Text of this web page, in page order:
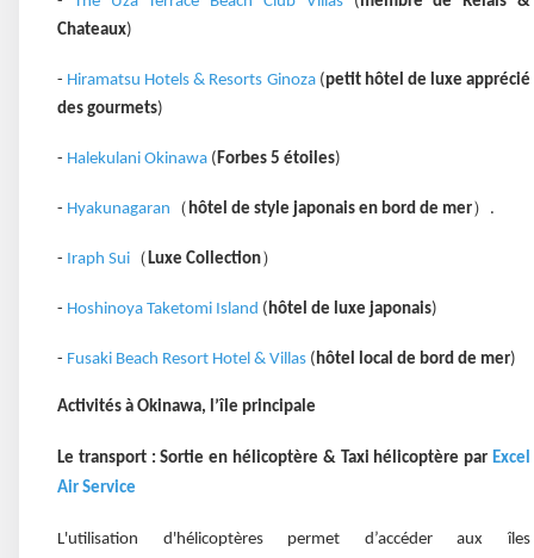
Chateaux)
- Hiramatsu Hotels & Resorts Ginoza( petit hôtel de luxe apprécié
des gourmets)
- Halekulani Okinawa ( Forbes 5 étoiles)
- Hyakunagaran （ hôtel de style japonais en bord de mer） .
- Iraph Sui （ Luxe Collection）
- Hoshinoya Taketomi Island ( hôtel de luxe japonais)
- Fusaki Beach Resort Hotel & Villas ( hôtel local de bord de mer)
Activités à Okinawa, l’île principale
Le transport : Sortie en hélicoptère & Taxi hélicoptère par Excel
Air Service
L'utilisation d'hélicoptères permet d’accéder aux îles